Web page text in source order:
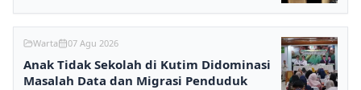
Warta 07 Agu 2026
Anak Tidak Sekolah di Kutim Didominasi
Masalah Data dan Migrasi Penduduk